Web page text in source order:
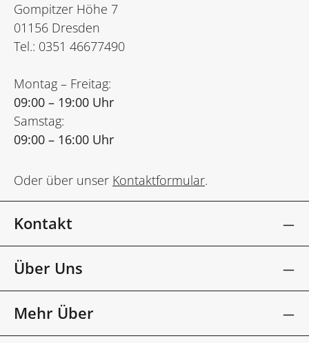
Gompitzer Höhe 7
01156 Dresden
Tel.: 0351 46677490
Montag – Freitag:
09:00 – 19:00 Uhr
Samstag:
09:00 – 16:00 Uhr
Oder über unser Kontaktformular.
Kontakt
Über Uns
Mehr Über